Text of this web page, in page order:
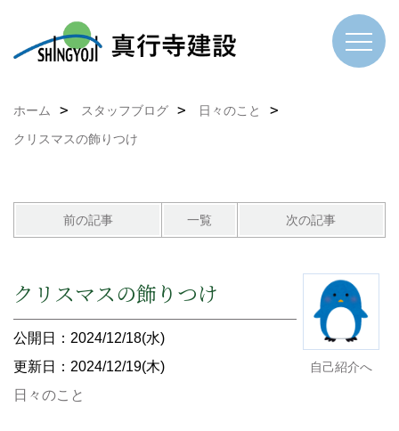
ホーム スタッフブログ
日々のこと
クリスマスの飾りつけ
前の記事 一覧 次の記事
自己紹介へ
クリスマスの飾りつけ
公開日：2024/12/18(水)
更新日：2024/12/19(木)
日々のこと